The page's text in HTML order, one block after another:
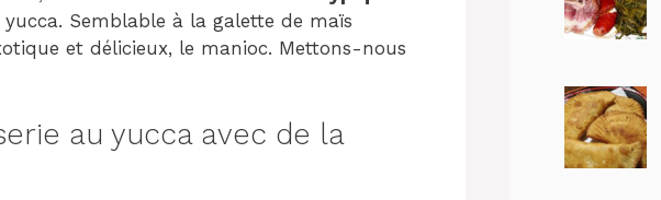
Semblable à la galette de maïs
et délicieux, le manioc. Mettons-nous
au yucca avec de la